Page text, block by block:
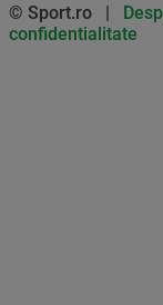
© Sport.ro |
confidentialitate